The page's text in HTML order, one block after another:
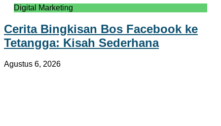
Digital Marketing
Cerita Bingkisan Bos Facebook ke
Tetangga: Kisah Sederhana
Agustus 6, 2026